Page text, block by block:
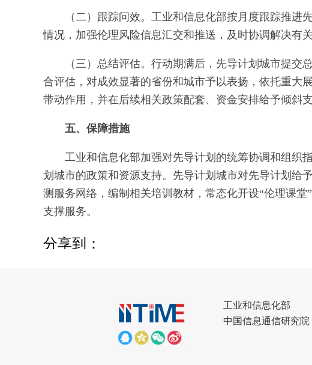
（二）跟踪问效。工业和信息化部按月度跟踪推
情况，加强伦理风险信息汇交和推送，及时协调解决有
（三）总结评估。行动期满后，先导计划城市提
合评估，对成效显著的省份和城市予以表扬，依托重大
带动作用，并在后续相关政策配套、资金安排给予倾斜支
五、保障措施
工业和信息化部加强对先导计划的统筹协调和组织
划城市的政策和资源支持。先导计划城市对先导计划给
测服务网络，编制相关培训教材，常态化开设“伦理课
支撑服务。
分享到：